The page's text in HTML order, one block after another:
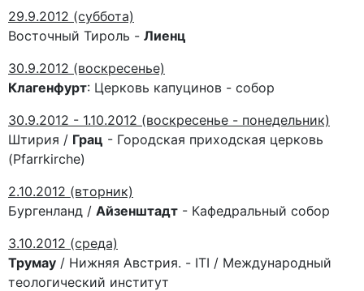
29.9.2012 (суббота)
Восточный Тироль - Лиенц
30.9.2012 (воскресенье)
Клагенфурт: Церковь капуцинов - собор
30.9.2012 - 1.10.2012 (воскресенье - понедельник)
Штирия / Грац - Городская приходская церковь
(Pfarrkirche)
2.10.2012 (вторник)
Бургенланд / Айзенштадт - Кафедральный собор
3.10.2012 (среда)
Трумау / Нижняя Австрия. - ITI / Международный
теологический институт